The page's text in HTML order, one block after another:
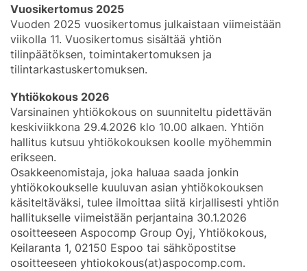
Vuosikertomus 2025
Vuoden 2025 vuosikertomus julkaistaan viimeistään
viikolla 11. Vuosikertomus sisältää yhtiön
tilinpäätöksen, toimintakertomuksen ja
tilintarkastuskertomuksen.
Yhtiökokous 2026
Varsinainen yhtiökokous on suunniteltu pidettävän
keskiviikkona 29.4.2026 klo 10.00 alkaen. Yhtiön
hallitus kutsuu yhtiökokouksen koolle myöhemmin
erikseen.
Osakkeenomistaja, joka haluaa saada jonkin
yhtiökokoukselle kuuluvan asian yhtiökokouksen
käsiteltäväksi, tulee ilmoittaa siitä kirjallisesti yhtiön
hallitukselle viimeistään perjantaina 30.1.2026
osoitteeseen Aspocomp Group Oyj, Yhtiökokous,
Keilaranta 1, 02150 Espoo tai sähköpostitse
osoitteeseen yhtiokokous(at)aspocomp.com.